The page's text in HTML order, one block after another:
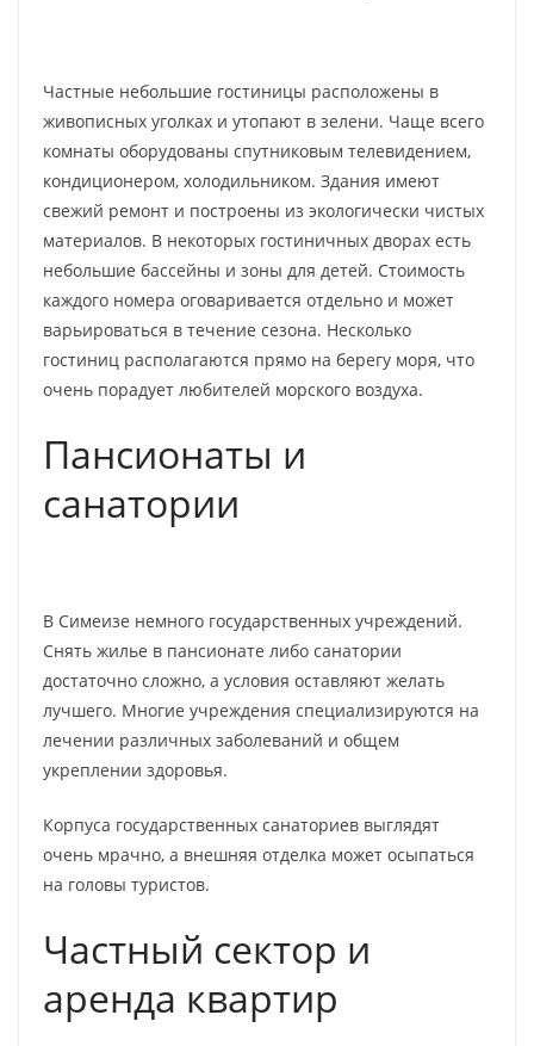
Частные небольшие гостиницы расположены в
живописных уголках и утопают в зелени. Чаще всего
комнаты оборудованы спутниковым телевидением,
кондиционером, холодильником. Здания имеют
свежий ремонт и построены из экологически чистых
материалов. В некоторых гостиничных дворах есть
небольшие бассейны и зоны для детей. Стоимость
каждого номера оговаривается отдельно и может
варьироваться в течение сезона. Несколько
гостиниц располагаются прямо на берегу моря, что
очень порадует любителей морского воздуха.
Пансионаты и
санатории
В Симеизе немного государственных учреждений.
Снять жилье в пансионате либо санатории
достаточно сложно, а условия оставляют желать
лучшего. Многие учреждения специализируются на
лечении различных заболеваний и общем
укреплении здоровья.
Корпуса государственных санаториев выглядят
очень мрачно, а внешняя отделка может осыпаться
на головы туристов.
Частный сектор и
аренда квартир